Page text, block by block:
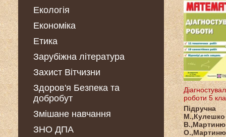
Екологія
Економіка
Етика
Зарубіжна література
Захист Вітчизни
Здоров'я Безпека та
добробут
Змішане навчання
ЗНО ДПА
роботи 5
Підручна
М.,Кулешко